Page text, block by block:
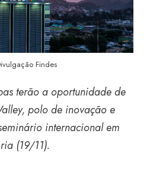
Findes
terão a oportunidade de
polo de inovação e
internacional em
(19/11).